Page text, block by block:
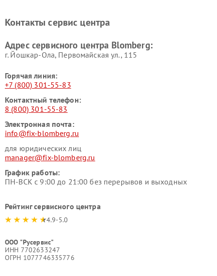
Контакты сервис центра
Адрес сервисного центра Blomberg:
г. Йошкар-Ола, Первомайская ул., 115
Горячая линия:
+7 (800) 301-55-83
Контактный телефон:
8 (800) 301-55-83
Электронная почта:
info@fix-blomberg.ru
для юридических лиц
manager@fix-blomberg.ru
График работы:
ПН-ВСК с 9:00 до 21:00 без перерывов и выходных
Рейтинг сервисного центра
4.9-5.0
ООО "Русервис"
ИНН 7702633247
ОГРН 1077746335776